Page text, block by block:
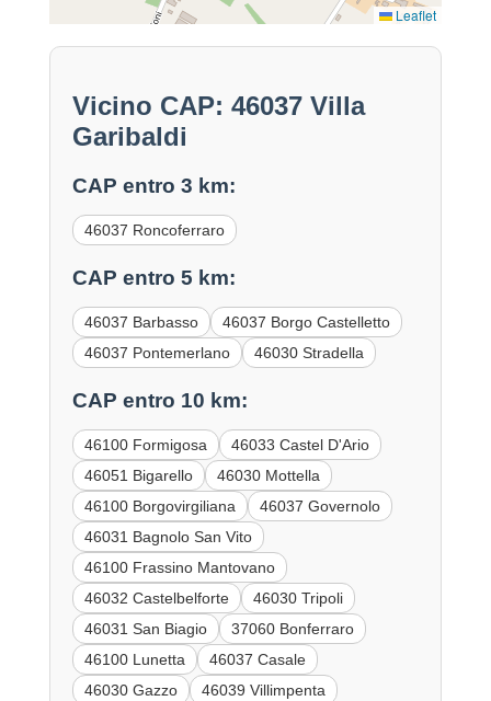
Leaflet
Vicino CAP: 46037 Villa
Garibaldi
CAP entro 3 km:
46037 Roncoferraro
CAP entro 5 km:
46037 Barbasso
46037 Borgo Castelletto
46037 Pontemerlano
46030 Stradella
CAP entro 10 km:
46100 Formigosa
46033 Castel D'Ario
46051 Bigarello
46030 Mottella
46100 Borgovirgiliana
46037 Governolo
46031 Bagnolo San Vito
46100 Frassino Mantovano
46032 Castelbelforte
46030 Tripoli
46031 San Biagio
37060 Bonferraro
46100 Lunetta
46037 Casale
46030 Gazzo
46039 Villimpenta